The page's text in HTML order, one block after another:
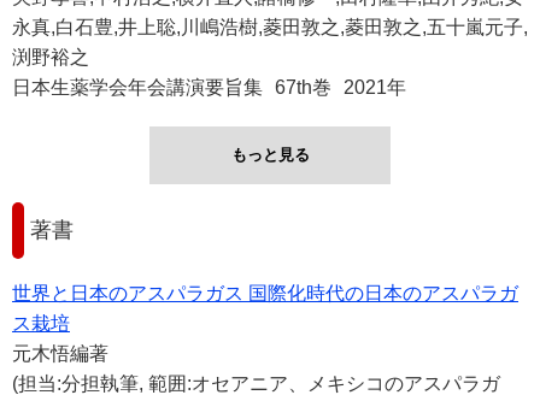
永真,白石豊,井上聡,川嶋浩樹,菱田敦之,菱田敦之,五十嵐元子,
渕野裕之
日本生薬学会年会講演要旨集 67th巻 2021年
もっと見る
著書
世界と日本のアスパラガス 国際化時代の日本のアスパラガ
ス栽培
元木悟編著
(担当:分担執筆, 範囲:オセアニア、メキシコのアスパラガ